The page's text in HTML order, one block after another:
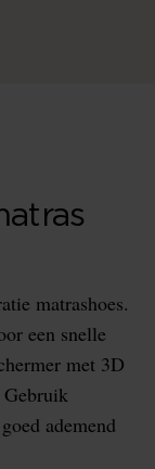
matrashoes.
een snelle
met 3D
Gebruik
ademend